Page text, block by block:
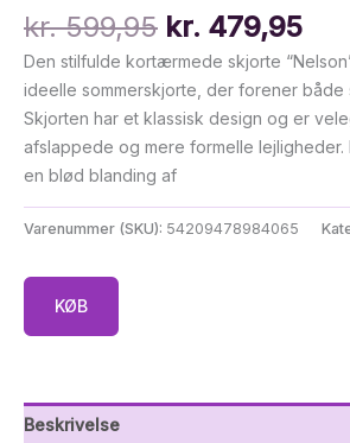
kr.599,95 Den
oprindelige
pris
var:
kr. 599,95.
kr. 479,95Den
er:
kr.
Den stilfulde kortærmede skjorte
ideelle sommerskjorte, der forener både
Skjorten har et klassisk design og er
afslappede og mere formelle lejligheder.
en blød blanding af
Varenummer (SKU): 54209478984065
KØB
Beskrivelse